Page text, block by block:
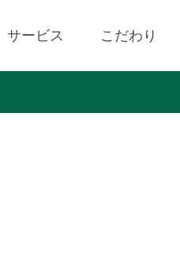
サービス こだわり